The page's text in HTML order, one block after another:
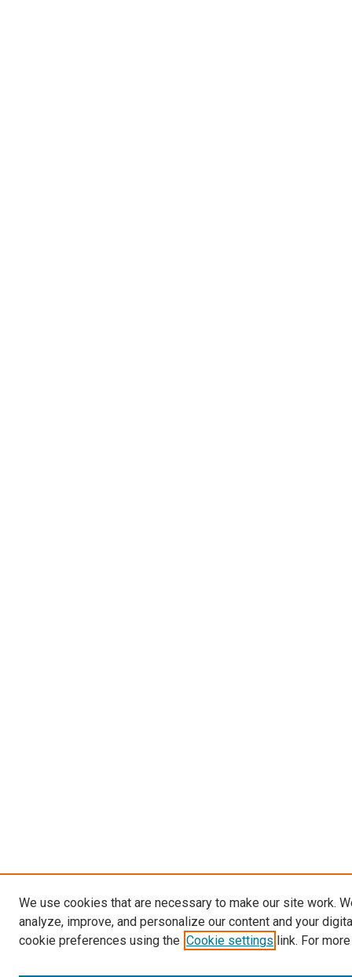
We use cookies that are necessary to make our site work.
analyze, improve, and personalize our content and your
cookie preferences using the Cookie settings link. For